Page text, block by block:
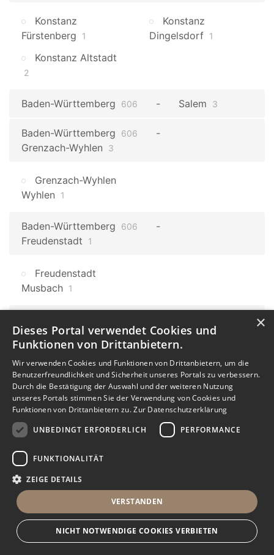
Konstanz
Fürstenberg
1
Konstanz
Dingelsdorf 1
Konstanz Altstadt
2
Baden-Württemberg 606 Salem 3
Baden-Württemberg 606
Grenzach-Wyhlen 3
Grenzach-Wyhlen
Wyhlen
1
Baden-Württemberg 606
Freudenstadt 1
Freudenstadt
Musbach 1
Laufenburg 9
Baden-Württemberg 606 Karlsruhe 7
Karlsruhe Oststadt
1
Donaueschingen
Baden-Württemberg
Baden-Württemberg 606
Mühlhausen 2
×
Dieses Portal verwendet Cookies und
Funktionen von Drittanbietern.
Wir verwenden Cookies und Funktionen von Drittanbietern, um die
Benutzerfreundlichkeit und Sicherheit unseres Portals zu verbessern.
Durch die Bestätigung der Auswahl und der weiteren Nutzung
unseres Portals stimmen Sie der Verwendung von Cookies und
Funktionen von Drittanbietern zu.Zur Datenschutzerklärung
UNBEDINGT ERFORDERLICH
PERFORMANCE
FUNKTIONALITÄT
ZEIGE DETAILS
VERSTANDEN
NICHT NOTWENDIGE COOKIES VERBIETEN